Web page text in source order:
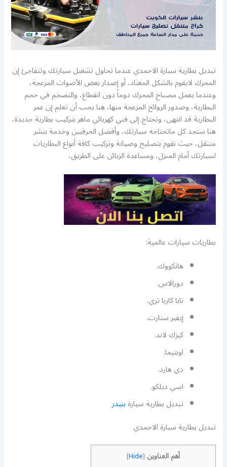
تبديل بطارية سيارة الاحمدي عندما تحاول تشغيل سيارتك وتتفاجئ إن
المحرك لايقوم بالشكل المعتاد، أو إصدار بعض الأصوات المزعجة،
وعندما يعمل مصباح المحرك دوماً دون انقطاع، والتضخم في حجم
البطارية، وصدور الروائح المزعجة منها، هنا يجب أن تعلم إن عمر
البطارية قد انتهى، وتحتاج إلى فني كهربائي ماهر بتركيب بطارية جديدة،
هنا ستجد كل ماتحتاجه سيارتك، وأفضل الحرفيين وخدمة بنشر
متنقل، حيث نقوم بتصليح وصيانة وتركيب كافة أنواع البطاريات
لسيارتك أمام المنزل، ومساعدة الزبائن على الطريق،
بطاريات سيارات عالمية:
هانكووك.
دورالاس.
نابا كاربا تري.
إيفير ستارت.
كيزك لاند.
اوبتيما.
دي هارد.
اسي ديلكو.
تبديل بطارية سيارةبنيدر
تبديل بطارية سيارة الاحمدي
أهم العناوين [
Hide
]